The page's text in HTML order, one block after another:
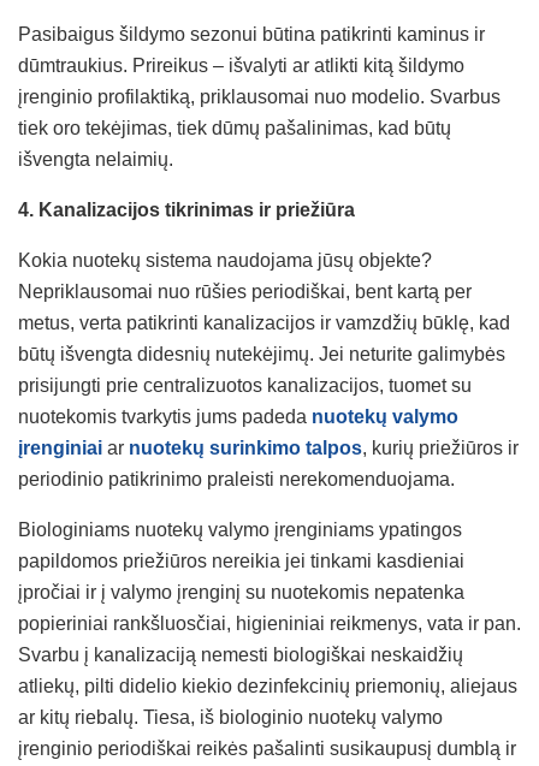
Pasibaigus šildymo sezonui būtina patikrinti kaminus ir
dūmtraukius. Prireikus – išvalyti ar atlikti kitą šildymo
įrenginio profilaktiką, priklausomai nuo modelio. Svarbus
tiek oro tekėjimas, tiek dūmų pašalinimas, kad būtų
išvengta nelaimių.
4. Kanalizacijos tikrinimas ir priežiūra
Kokia nuotekų sistema naudojama jūsų objekte?
Nepriklausomai nuo rūšies periodiškai, bent kartą per
metus, verta patikrinti kanalizacijos ir vamzdžių būklę, kad
būtų išvengta didesnių nutekėjimų. Jei neturite galimybės
prisijungti prie centralizuotos kanalizacijos, tuomet su
nuotekomis tvarkytis jums padeda nuotekų valymo
įrenginiai ar nuotekų surinkimo talpos, kurių priežiūros ir
periodinio patikrinimo praleisti nerekomenduojama.
Biologiniams nuotekų valymo įrenginiams ypatingos
papildomos priežiūros nereikia jei tinkami kasdieniai
įpročiai ir į valymo įrenginį su nuotekomis nepatenka
popieriniai rankšluosčiai, higieniniai reikmenys, vata ir pan.
Svarbu į kanalizaciją nemesti biologiškai neskaidžių
atliekų, pilti didelio kiekio dezinfekcinių priemonių, aliejaus
ar kitų riebalų. Tiesa, iš biologinio nuotekų valymo
įrenginio periodiškai reikės pašalinti susikaupusį dumblą ir